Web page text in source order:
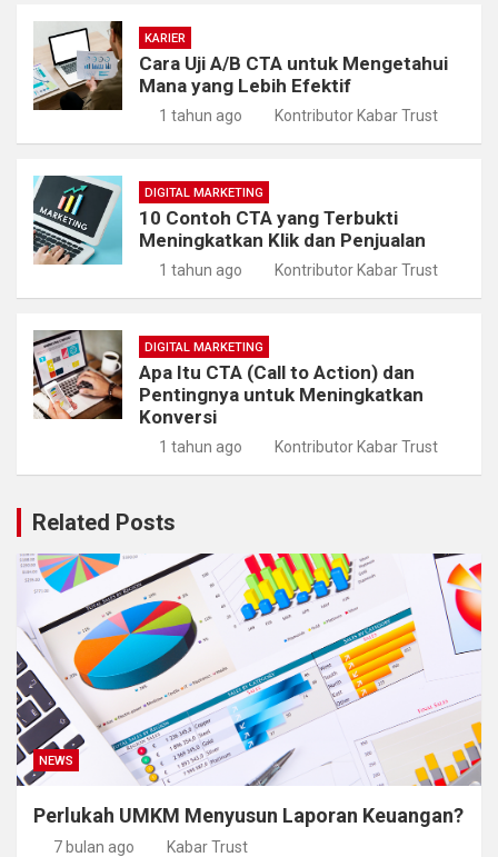
KARIER
Cara Uji A/B CTA untuk Mengetahui
Mana yang Lebih Efektif
1 tahun ago Kontributor Kabar Trust
DIGITAL MARKETING
10 Contoh CTA yang Terbukti
Meningkatkan Klik dan Penjualan
1 tahun ago Kontributor Kabar Trust
DIGITAL MARKETING
Apa Itu CTA (Call to Action) dan
Pentingnya untuk Meningkatkan
Konversi
1 tahun ago Kontributor Kabar Trust
Related Posts
NEWS
Perlukah UMKM Menyusun Laporan Keuangan?
7 bulan ago Kabar Trust